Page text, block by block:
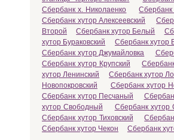
Сбербанк х. Николаенко
Сбербанк хутор Алексеевский
Второй
Сбербанк хутор Белый
хутор Бураковский
Сбербанк хутор
Сбербанк хутор Джумайловка
Сбербанк хутор Крупский
хутор Ленинский
Сбербанк хутор
Новопокровский
Сбербанк хутор
Сбербанк хутор Песчаный
хутор Свободный
Сбербанк хутор
Сбербанк хутор Тиховский
Сбербанк хутор Чекон
Сбербанк